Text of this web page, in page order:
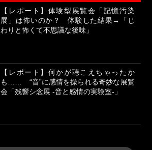
【レポート】体験型展覧会「記憶汚染
展」は怖いのか？ 体験した結果→「じ
わりと怖くて不思議な後味」
【レポート】何かが聴こえちゃったか
も…… “音”に感情を操られる奇妙な展覧
会「残響シ念展 -⾳と感情の実験室-」